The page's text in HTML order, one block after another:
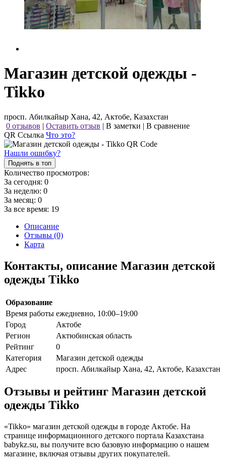
Магазин детской одежды -
Tikko
просп. Абилкайыр Хана, 42, Актобе, Казахстан
0 отзывов | Оставить отзыв | В заметки | В сравнение
QR Ссылка Что это?
Нашли ошибку?
Поднять в топ
Количество просмотров:
За сегодня: 0
За неделю: 0
За месяц: 0
За все время: 19
Описание
Отзывы (0)
Карта
Контакты, описание Магазин детской
одежды Tikko
Образование
Время работы ежедневно, 10:00–19:00
Город
Актобе
Регион
Актюбинская область
Рейтинг
0
Категория
Магазин детской одежды
Адрес
просп. Абилкайыр Хана, 42, Актобе, Казахстан
Отзывы и рейтинг Магазин детской
одежды Tikko
«Tikko» магазин детской одежды в городе Актобе. На
странице информационного детского портала Казахстана
babykz.su, вы получите всю базовую информацию о нашем
магазине, включая отзывы других покупателей.